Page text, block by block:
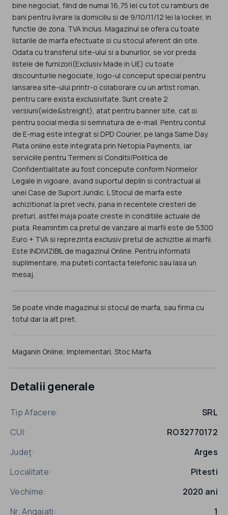
bine negociat, fiind de numai 16,75 lei cu tot cu ramburs de
bani pentru livrare la domiciliu si de 9/10/11/12 lei la locker, in
functie de zona. TVA Inclus. Magazinul se ofera cu toate
listarile de marfa efectuate si cu stocul aferent din site.
Odata cu transferul site-ului si a bunurilor, se vor preda
listele de furnizori(Exclusiv Made in UE) cu toate
discounturile negociate, logo-ul conceput special pentru
lansarea site-ului printr-o colaborare cu un artist roman,
pentru care exista exclusivitate. Sunt create 2
versiuni(wide&streight), atat pentru banner site, cat si
pentru social media si semnatura de e-mail. Pentru contul
de E-mag este integrat si DPD Courier, pe langa Same Day.
Plata online este integrata prin Netopia Payments, iar
serviciile pentru Termeni si Conditii/Politica de
Confidentialitate au fost concepute conform Normelor
Legale in vigoare, avand suportul deplin si contractual al
unei Case de Suport Juridic. L Stocul de marfa este
achizitionat la pret vechi, pana in recentele cresteri de
preturi, astfel maja poate creste in conditiile actuale de
piata. Reamintim ca pretul de vanzare al marfii este de 5300
Euro + TVA si reprezinta exclusiv pretul de achizitie al marfii.
Este INDIVIZIBIL de magazinul Online. Pentru informatii
suplimentare, ma puteti contacta telefonic sau lasa un
mesaj.
Se poate vinde magazinul si stocul de marfa, sau firma cu
totul dar la alt pret.
Maganin Online, Implementari, Stoc Marfa.
Detalii generale
Tip Afacere:
SRL
CUI:
RO32770172
Judeţ:
Arges
Localitate:
Pitesti
Vechime:
2020 ani
Nr. Angajati:
1